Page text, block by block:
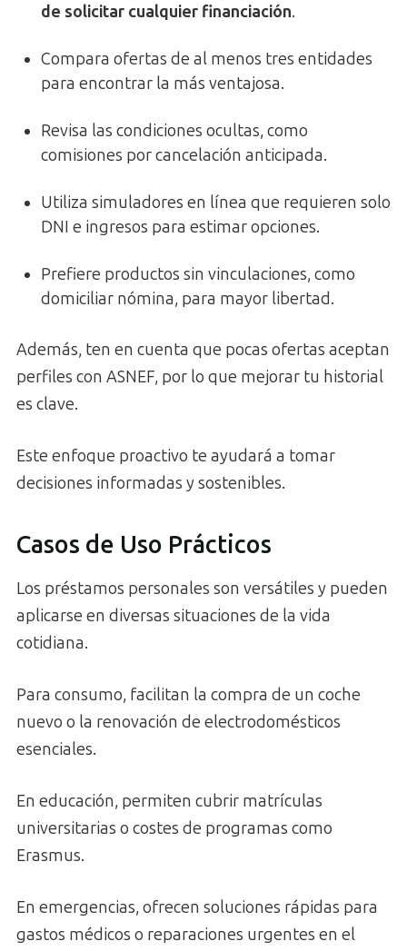
de solicitar cualquier financiación.
Compara ofertas de al menos tres entidades
para encontrar la más ventajosa.
Revisa las condiciones ocultas, como
comisiones por cancelación anticipada.
Utiliza simuladores en línea que requieren solo
DNI e ingresos para estimar opciones.
Prefiere productos sin vinculaciones, como
domiciliar nómina, para mayor libertad.
Además, ten en cuenta que pocas ofertas aceptan
perfiles con ASNEF, por lo que mejorar tu historial
es clave.
Este enfoque proactivo te ayudará a tomar
decisiones informadas y sostenibles.
Casos de Uso Prácticos
Los préstamos personales son versátiles y pueden
aplicarse en diversas situaciones de la vida
cotidiana.
Para consumo, facilitan la compra de un coche
nuevo o la renovación de electrodomésticos
esenciales.
En educación, permiten cubrir matrículas
universitarias o costes de programas como
Erasmus.
En emergencias, ofrecen soluciones rápidas para
gastos médicos o reparaciones urgentes en el